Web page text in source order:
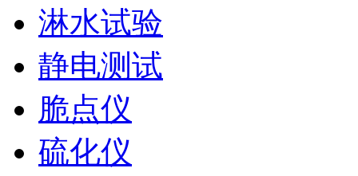
淋水试验
静电测试
脆点仪
硫化仪